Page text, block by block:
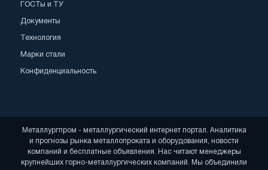
ГОСТы и ТУ
Документы
Технология
Марки стали
Конфиденциальность
Металлургпром - металлургический интернет портал. Аналитика
и прогнозы рынка металлопроката и оборудования, новости
компаний и бесплатные объявления. Нас читают менеджеры
крупнейших горно-металлургических компаний. Мы объединили